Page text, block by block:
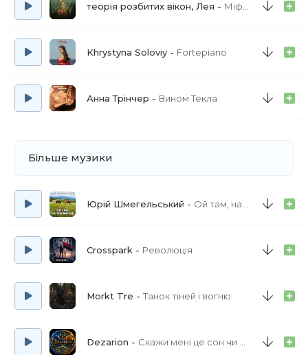
теорія розбитих вікон, Лея Міфічний птах
Khrystyna Soloviy Fortepiano
Анна Трінчер Вином Текла
Більше музики
Юрій Шмегельський Ой там, на тім вигоні
Crosspark Революція
Morkt Tre Танок тіней і вогню
Dezarion Скажи мені це сон чи ні (а краса твоя) повна версія